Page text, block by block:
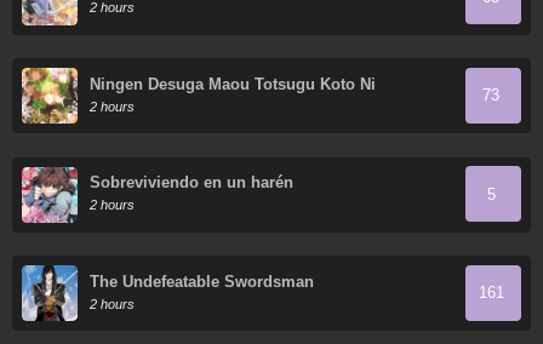
2 hours
Ningen Desuga Maou Totsugu Koto Ni
Narimashita
2 hours
73
Sobreviviendo en un harén
2 hours
5
The Undefeatable Swordsman
2 hours
161